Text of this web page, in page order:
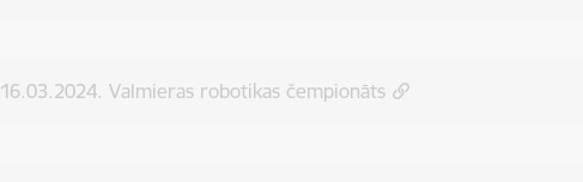
16.03.2024. Valmieras robotikas čempionāts